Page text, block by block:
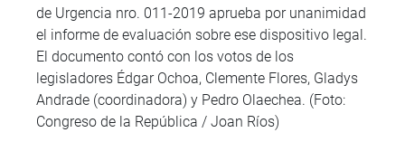
de Urgencia nro. 011-2019 aprueba por unanimidad
el informe de evaluación sobre ese dispositivo legal.
El documento contó con los votos de los
legisladores Édgar Ochoa, Clemente Flores, Gladys
Andrade (coordinadora) y Pedro Olaechea. (Foto:
Congreso de la República / Joan Ríos)